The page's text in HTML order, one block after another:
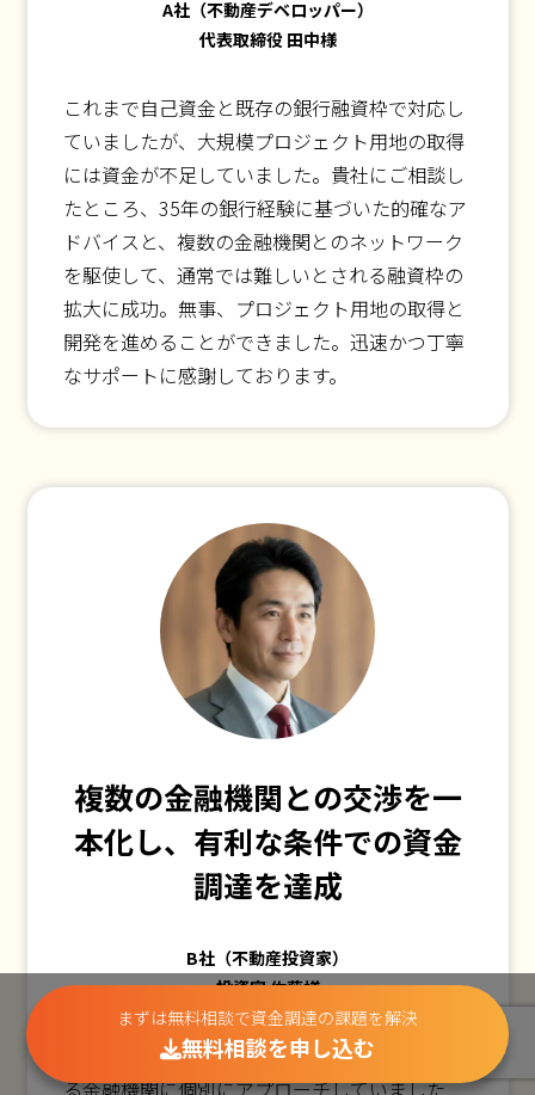
A社（不動産デベロッパー）
代表取締役 田中様
これまで自己資金と既存の銀行融資枠で対応し
ていましたが、大規模プロジェクト用地の取得
には資金が不足していました。貴社にご相談し
たところ、35年の銀行経験に基づいた的確なア
ドバイスと、複数の金融機関とのネットワーク
を駆使して、通常では難しいとされる融資枠の
拡大に成功。無事、プロジェクト用地の取得と
開発を進めることができました。迅速かつ丁寧
なサポートに感謝しております。
複数の金融機関との交渉を一
本化し、有利な条件での資金
調達を達成
B社（不動産投資家）
投資家 佐藤様
複数の物件取得を検討しており、それぞれ異な
る金融機関に個別にアプローチしていました
まずは無料相談で資金調達の課題を解決
無料相談を申し込む